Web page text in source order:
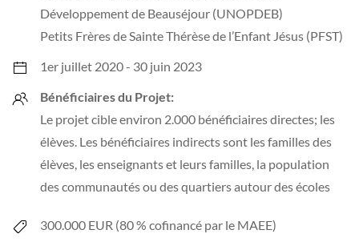
Développement de Beauséjour (UNOPDEB)
Petits Frères de Sainte Thérèse de l’Enfant Jésus (PFST)
1er juillet 2020 - 30 juin 2023
Bénéficiaires du Projet:
Le projet cible environ 2.000 bénéficiaires directes; les
élèves. Les bénéficiaires indirects sont les familles des
élèves, les enseignants et leurs familles, la population
des communautés ou des quartiers autour des écoles
300.000 EUR (80 % cofinancé par le MAEE)